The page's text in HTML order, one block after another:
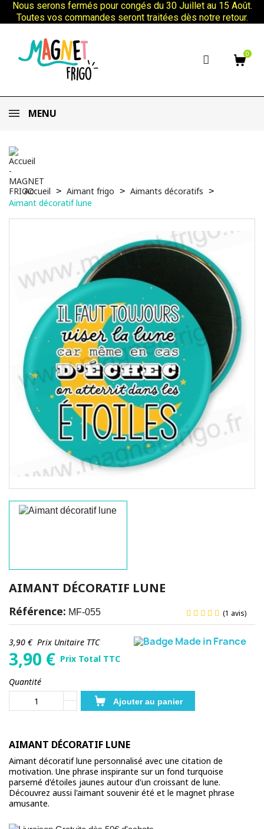
Nous serons fermés pour congés du 30 Juillet au 15 Août.
Toutes vos commandes seront traitées dès notre retour.
0
MENU
Accueil Aimant frigo
Aimants décoratifs
Aimant décoratif lune
AIMANT DÉCORATIF LUNE
Référence: MF-055 (1 avis)
3,90 €Prix Unitaire TTC
3,90 € Prix Total TTC
Quantité
Ajouter au panier
AIMANT DÉCORATIF LUNE
Aimant décoratif lune personnalisé avec une citation de
motivation. Une phrase inspirante sur un fond turquoise
parsemé d'étoiles jaunes autour d'un croissant de lune.
Découvrez aussi l'aimant souvenir été et le magnet phrase
amusante.